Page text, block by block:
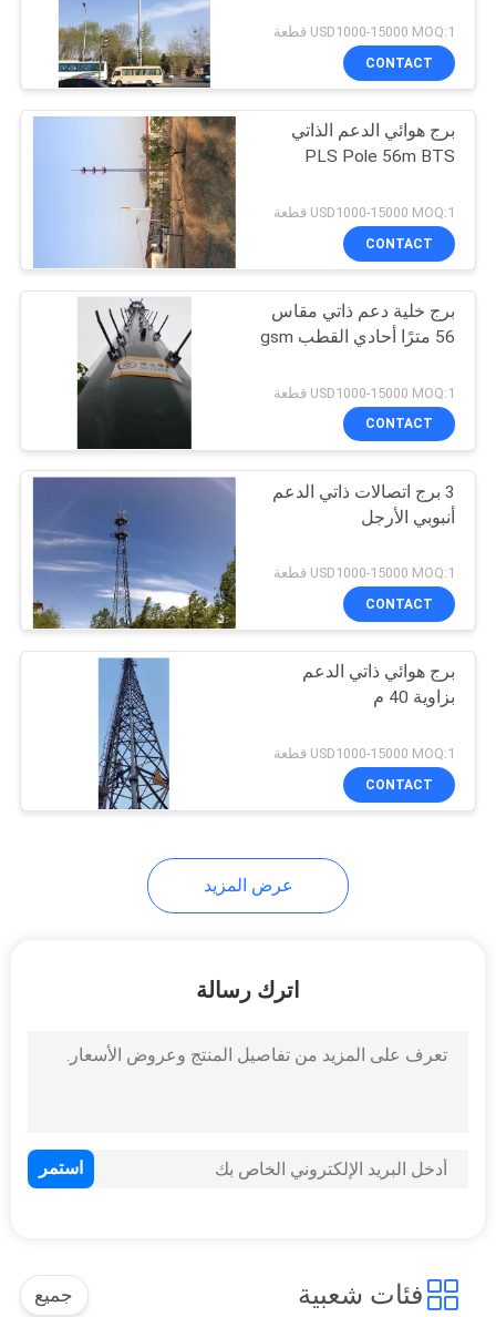
4 برج أرجل
43
برج خلية التمويه
53
برج الخلية المتنقلة
57
أبراج الانتشار السريع
برج الحرس العسكري
USD1000-15000 MOQ:1 قطعة
CONTACT
برج هوائي الدعم الذاتي
PLS Pole 56m BTS
USD1000-15000 MOQ:1 قطعة
CONTACT
برج خلية دعم ذاتي مقاس
56 مترًا أحادي القطب gsm
USD1000-15000 MOQ:1 قطعة
CONTACT
3 برج اتصالات ذاتي الدعم
أنبوبي الأرجل
USD1000-15000 MOQ:1 قطعة
CONTACT
برج هوائي ذاتي الدعم
بزاوية 40 م
USD1000-15000 MOQ:1 قطعة
CONTACT
عرض المزيد
اترك رسالة
فئات شعبية جميع